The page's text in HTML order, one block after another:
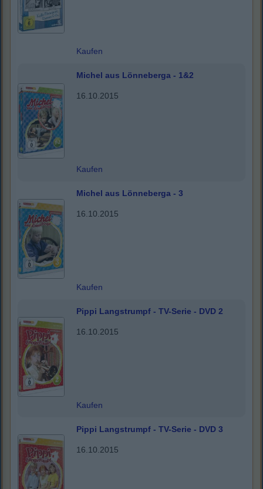
Kaufen
Michel aus Lönneberga - 1&2
16.10.2015
Kaufen
Michel aus Lönneberga - 3
16.10.2015
Kaufen
Pippi Langstrumpf - TV-Serie - DVD 2
16.10.2015
Kaufen
Pippi Langstrumpf - TV-Serie - DVD 3
16.10.2015